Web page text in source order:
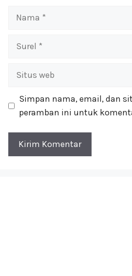
Nama
Surel
Situs
Simpan nama, email, dan
peramban ini untuk